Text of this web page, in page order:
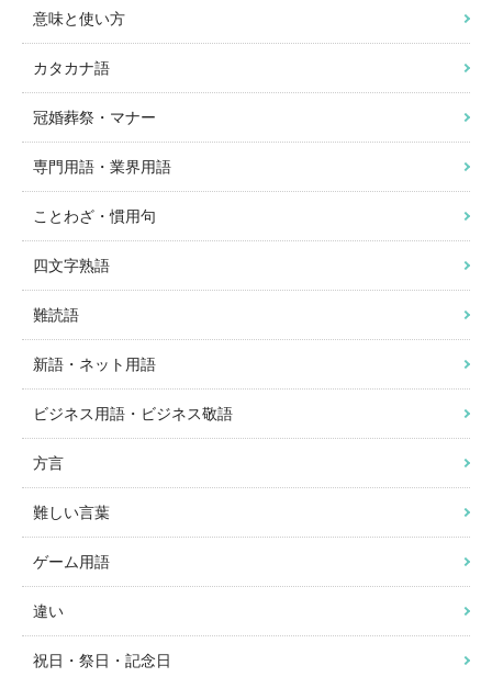
意味と使い方
カタカナ語
冠婚葬祭・マナー
専門用語・業界用語
ことわざ・慣用句
四文字熟語
難読語
新語・ネット用語
ビジネス用語・ビジネス敬語
方言
難しい言葉
ゲーム用語
違い
祝日・祭日・記念日